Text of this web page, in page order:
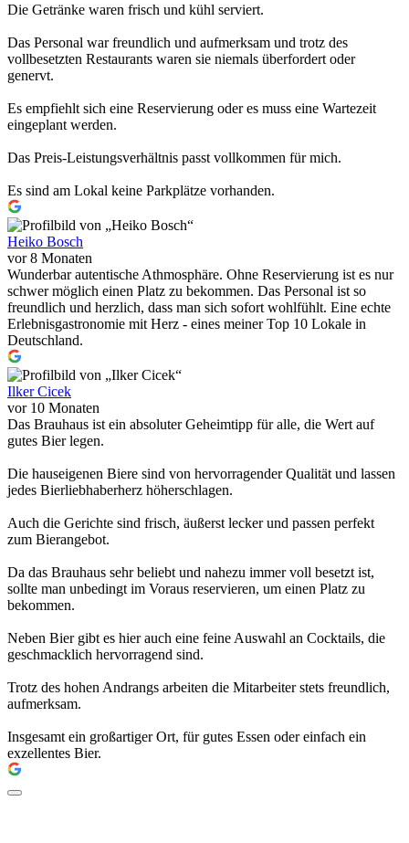
Die Getränke waren frisch und kühl serviert.
Das Personal war freundlich und aufmerksam und trotz des
vollbesetzten Restaurants waren sie niemals überfordert oder
genervt.
Es empfiehlt sich eine Reservierung oder es muss eine Wartezeit
eingeplant werden.
Das Preis-Leistungsverhältnis passt vollkommen für mich.
Es sind am Lokal keine Parkplätze vorhanden.
Heiko Bosch
vor 8 Monaten
Wunderbar autentische Athmosphäre. Ohne Reservierung ist es nur
schwer möglich einen Platz zu bekommen. Das Personal ist so
freundlich und herzlich, dass man sich sofort wohlfühlt. Eine echte
Erlebnisgastronomie mit Herz - eines meiner Top 10 Lokale in
Deutschland.
Ilker Cicek
vor 10 Monaten
Das Brauhaus ist ein absoluter Geheimtipp für alle, die Wert auf
gutes Bier legen.
Die hauseigenen Biere sind von hervorragender Qualität und lassen
jedes Bierliebhaberherz höherschlagen.
Auch die Gerichte sind frisch, äußerst lecker und passen perfekt
zum Bierangebot.
Da das Brauhaus sehr beliebt und nahezu immer voll besetzt ist,
sollte man unbedingt im Voraus reservieren, um einen Platz zu
bekommen.
Neben Bier gibt es hier auch eine feine Auswahl an Cocktails, die
geschmacklich hervorragend sind.
Trotz des hohen Andrangs arbeiten die Mitarbeiter stets freundlich,
aufmerksam.
Insgesamt ein großartiger Ort, für gutes Essen oder einfach ein
exzellentes Bier.